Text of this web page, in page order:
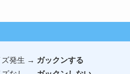
ズ発生 → ガックンする